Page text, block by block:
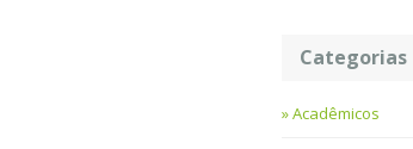
Categorias
Acadêmicos